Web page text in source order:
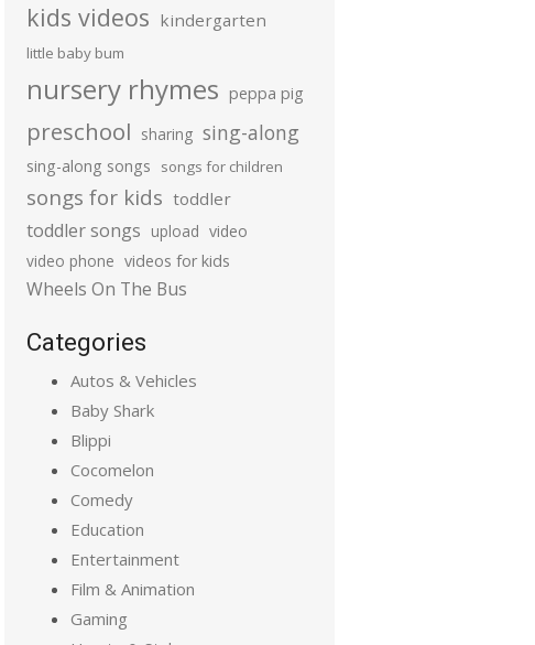
kids videos kindergarten
little baby bum
nursery rhymes peppa pig
preschool sharing sing-along
sing-along songs songs for children
songs for kids toddler
toddler songs upload video
video phone videos for kids
Wheels On The Bus
Categories
Autos & Vehicles
Baby Shark
Blippi
Cocomelon
Comedy
Education
Entertainment
Film & Animation
Gaming